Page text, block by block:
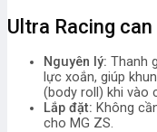
Ultra Racing
Nguyên lý: Thanh
lực xoắn, giúp
(body roll) khi vào
Lắp đặt: Không
cho MG ZS.